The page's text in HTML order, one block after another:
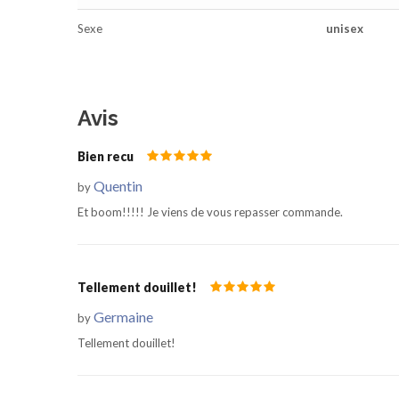
Sexe unisex
Avis
Bien recu
byQuentin
Et boom!!!!! Je viens de vous repasser commande.
Tellement douillet!
byGermaine
Tellement douillet!